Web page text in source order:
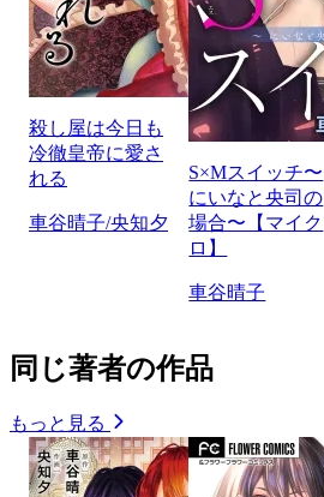
殺し屋は今日も
冷徹皇帝に愛さ
れる
車谷晴子/央知夕
S×Mスイッチ〜
にいなと央司の
場合〜【マイク
ロ】
車谷晴子
同じ著者の作品
もっと見る